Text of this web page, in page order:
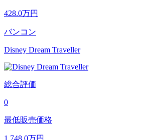
428.0万円
バンコン
Disney Dream Traveller
総合評価
0
最低販売価格